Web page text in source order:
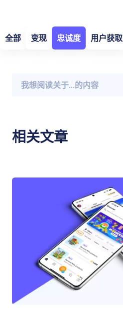
全部 变现 忠诚度 用户获取
相关文章